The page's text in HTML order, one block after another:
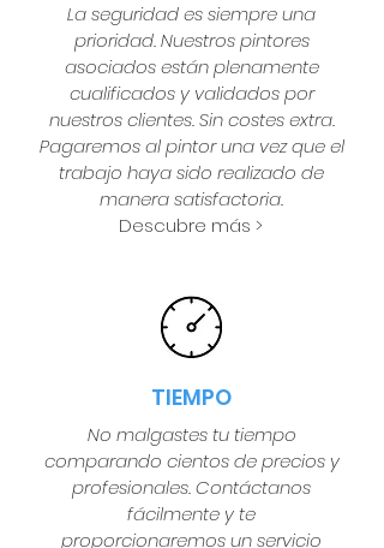
La seguridad es siempre una
prioridad. Nuestros pintores
asociados están plenamente
cualificados y validados por
nuestros clientes. Sin costes extra.
Pagaremos al pintor una vez que el
trabajo haya sido realizado de
manera satisfactoria.
Descubre más >
TIEMPO
No malgastes tu tiempo
comparando cientos de precios y
profesionales. Contáctanos
fácilmente y te
proporcionaremos un servicio